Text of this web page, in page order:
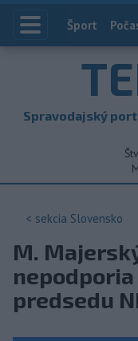
Index
Šport
Spravodajský
< sekcia Slovensko
M.
nepodporia
predsedu